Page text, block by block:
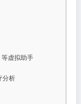
虚拟助手
分析